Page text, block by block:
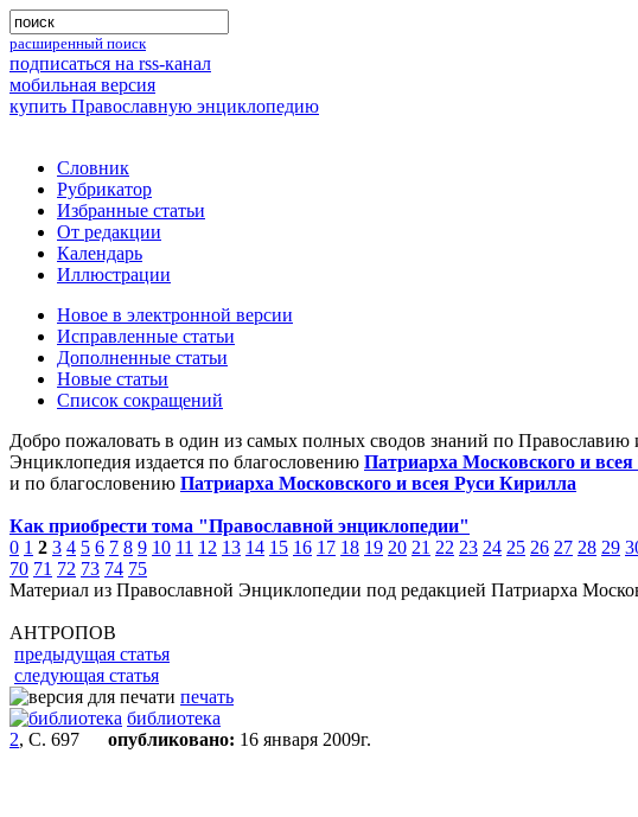
расширенный поиск
подписаться на rss-канал
мобильная версия
купить Православную энциклопедию
Словник
Рубрикатор
Избранные статьи
От редакции
Календарь
Иллюстрации
Новое в электронной версии
Исправленные статьи
Дополненные статьи
Новые статьи
Список сокращений
Добро пожаловать в один из самых полных сводов знаний по Православию
Энциклопедия издается по благословению Патриарха Московского и
и по благословению Патриарха Московского и всея Руси Кирилла
Как приобрести тома "Православной энциклопедии"
0 1 2 3 4 5 6 7 8 9 10 11 12 13 14 15 16 17 18 19 20 21 22 23 24 25 26 27 28 29
70 71 72 73 74 75
Материал из Православной Энциклопедии под редакцией Патриарха
АНТРОПОВ
предыдущая статья
следующая статья
печать
библиотека
2, С. 697 опубликовано: 16 января 2009г.